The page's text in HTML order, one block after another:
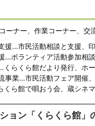
ーナー、作業コーナー、交
援…市民活動相談と支援、
…ボランティア活動参加相談
くらくら館だより発行、ホ
事業…市民活動フェア開催
くら館で唄おう会、蔵シネ
ョン「くらくら館」